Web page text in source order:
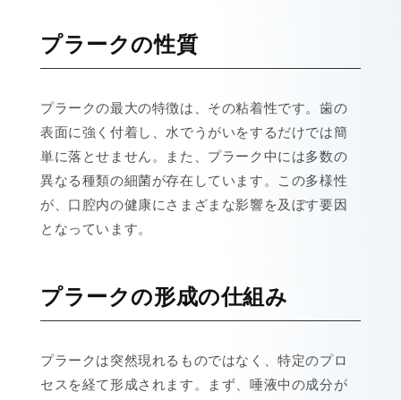
プラークの性質
プラークの最大の特徴は、その粘着性です。歯の
表面に強く付着し、水でうがいをするだけでは簡
単に落とせません。また、プラーク中には多数の
異なる種類の細菌が存在しています。この多様性
が、口腔内の健康にさまざまな影響を及ぼす要因
となっています。
プラークの形成の仕組み
プラークは突然現れるものではなく、特定のプロ
セスを経て形成されます。まず、唾液中の成分が